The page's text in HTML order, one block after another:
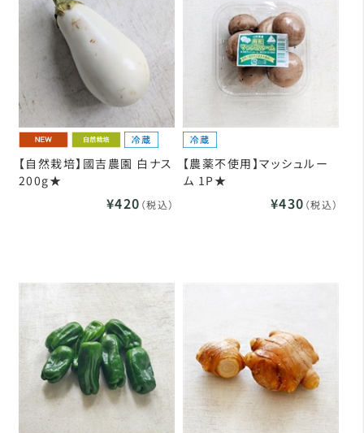
【自然栽培】國吉農園 白ナス
200g★
¥420 （税込）
【農薬不使用】マッシュルー
ム 1P★
¥430 （税込）